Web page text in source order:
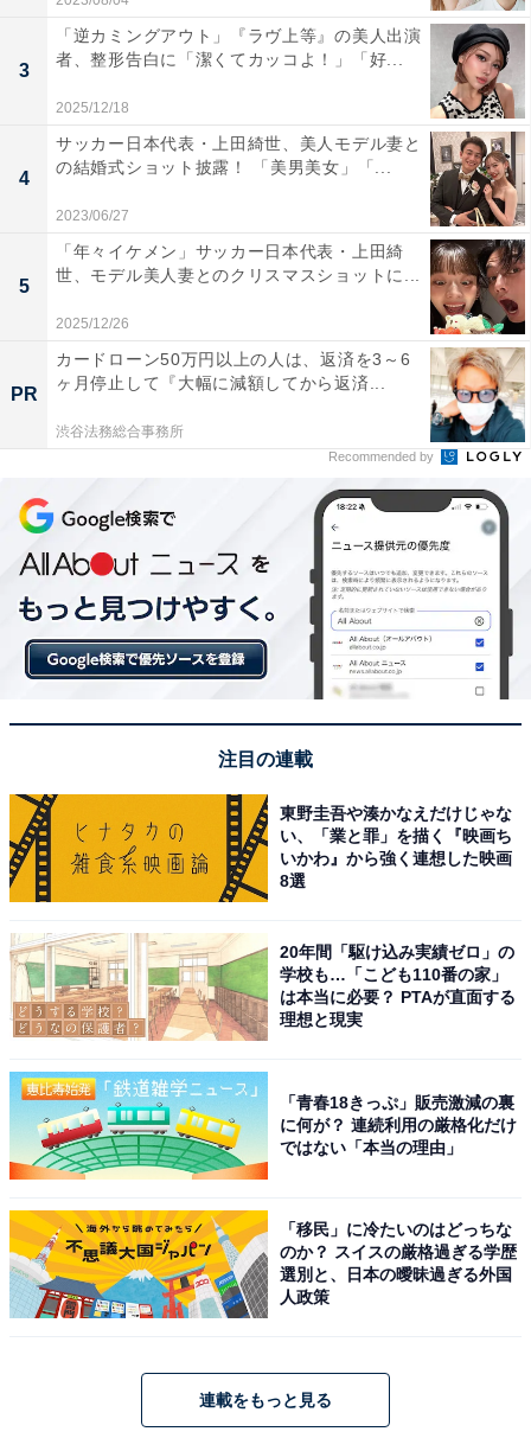
3
「逆カミングアウト」『ラヴ上等』の美人出演
者、整形告白に「潔くてカッコよ！」「好...
2025/12/18
4
サッカー日本代表・上田綺世、美人モデル妻と
の結婚式ショット披露！ 「美男美女」「...
2023/06/27
5
「年々イケメン」サッカー日本代表・上田綺
世、モデル美人妻とのクリスマスショットに...
2025/12/26
PR
カードローン50万円以上の人は、返済を3～6
ヶ月停止して『大幅に減額してから返済...
渋谷法務総合事務所
Recommended by
注目の連載
東野圭吾や湊かなえだけじゃな
い、「業と罪」を描く『映画ち
いかわ』から強く連想した映画
8選
20年間「駆け込み実績ゼロ」の
学校も…「こども110番の家」
は本当に必要？ PTAが直面する
理想と現実
「青春18きっぷ」販売激減の裏
に何が？ 連続利用の厳格化だけ
ではない「本当の理由」
「移民」に冷たいのはどっちな
のか？ スイスの厳格過ぎる学歴
選別と、日本の曖昧過ぎる外国
人政策
連載をもっと見る